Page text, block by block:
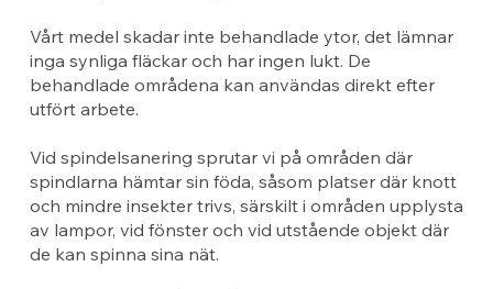
Vårt medel skadar inte behandlade ytor, det lämnar
inga synliga fläckar och har ingen lukt. De
behandlade områdena kan användas direkt efter
utfört arbete.
Vid spindelsanering sprutar vi på områden där
spindlarna hämtar sin föda, såsom platser där knott
och mindre insekter trivs, särskilt i områden upplysta
av lampor, vid fönster och vid utstående objekt där
de kan spinna sina nät.